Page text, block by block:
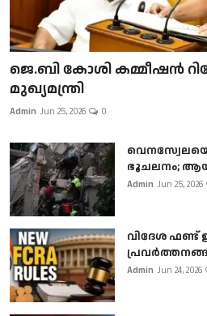
ജെ.ബി കോശി കമ്മീഷൻ
മുഖ്യമന്ത്രി
Admin Jun 25, 2026 0
വെനസ്വേലയെ
ഭൂചലനം;
Admin Jun 25, 2026
വിദേശ ഫണ്ട്
Admin Jun 24, 2026